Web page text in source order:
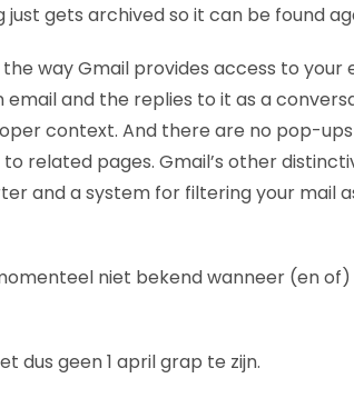
gets archived so it can be found
way Gmail provides access to your
and the replies to it as a
context. And there are no pop-
related pages. Gmail’s other
and a system for filtering your mail
niet bekend wanneer (en
dus geen 1 april grap te zijn.